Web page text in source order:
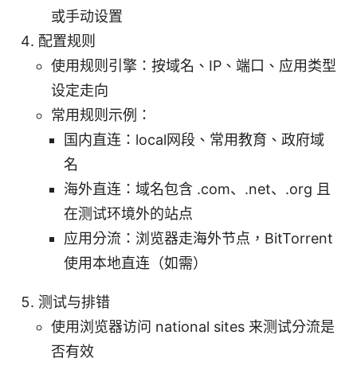
或手动设置
配置规则
使用规则引擎：按域名、IP、端口、应用类型
设定走向
常用规则示例：
国内直连：local网段、常用教育、政府域
名
海外直连：域名包含 .com、.net、.org 且
在测试环境外的站点
应用分流：浏览器走海外节点，BitTorrent
使用本地直连（如需）
测试与排错
使用浏览器访问 national sites 来测试分流是
否有效